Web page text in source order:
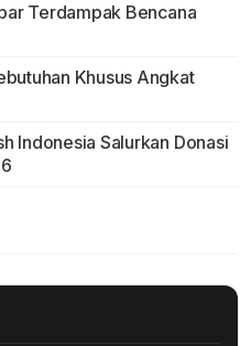
Terdampak Bencana
Khusus Angkat
Indonesia Salurkan Donasi